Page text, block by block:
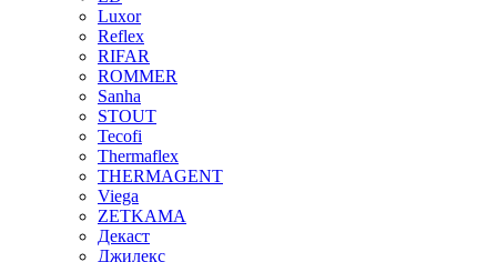
Luxor
Reflex
RIFAR
ROMMER
Sanha
STOUT
Tecofi
Thermaflex
THERMAGENT
Viega
ZETKAMA
Декаст
Джилекс